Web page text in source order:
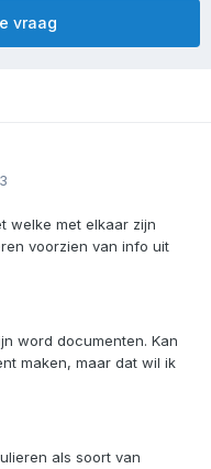
vraag
welke met elkaar zijn
voorzien van info uit
word documenten. Kan
maken, maar dat wil ik
als soort van